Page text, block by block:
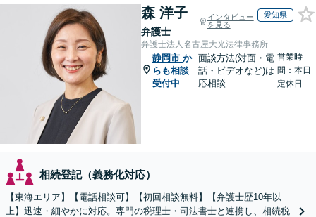
森 洋子
弁護士
インタビュー
を見る
愛知県
弁護士法人名古屋大光法律事務所
静岡市 か
らも相談
受付中
面談方法(対面・電
話・ビデオなど)は
応相談
営業時
間：本日
定休日
相続登記（義務化対応）
【東海エリア】【電話相談可】【初回相談無料】【弁護士歴10年以
上】迅速・細やかに対応。専門の税理士・司法書士と連携し、相続税